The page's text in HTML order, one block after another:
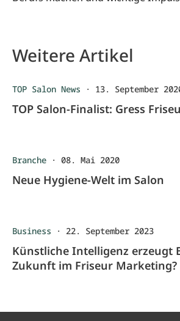
Weitere Artikel
TOP Salon News · 13. September
TOP Salon-Finalist: Gress
Branche · 08. Mai 2020
Neue Hygiene-Welt im Salon
Business · 22. September 2023
Künstliche Intelligenz erzeugt
Zukunft im Friseur Marketing?